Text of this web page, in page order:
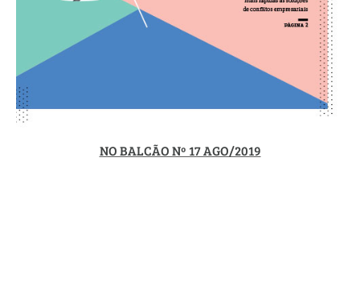
NO BALCÃO Nº 17 AGO/2019